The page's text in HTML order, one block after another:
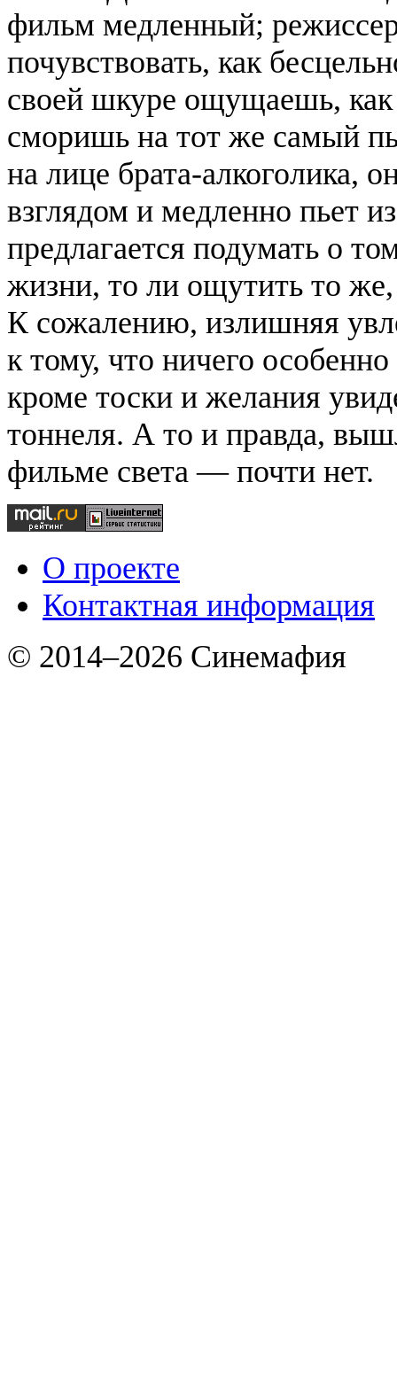
фильм медленный; режиссер
почувствовать, как
своей шкуре ощущаешь,
сморишь на тот же самый
на лице брата-алкоголика,
взглядом и медленно пьет
предлагается подумать о
жизни, то ли ощутить то
К сожалению, излишняя
к тому, что ничего
кроме тоски и желания
тоннеля. А то и правда,
фильме света — почти нет.
О проекте
Контактная информация
© 2014–2026 Синемафия